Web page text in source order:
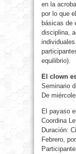
en la
por lo que
básicas de
disciplina,
equilibrio).
El clown
Seminario
De
El payaso
Coordina
Duración:
Febrero,